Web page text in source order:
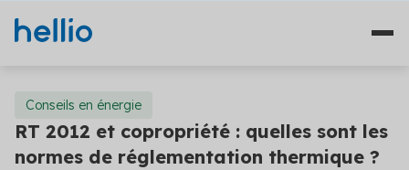
Conseils en énergie
RT 2012 et copropriété : quelles sont les
normes de réglementation thermique ?